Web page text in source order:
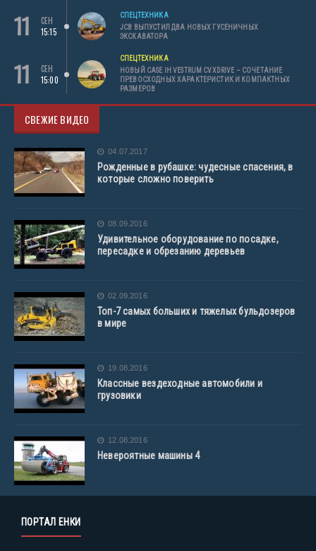
11
СЕН
15:15
СПЕЦТЕХНИКА
JCB ВЫПУСТИЛ ДВА НОВЫХ ГУСЕНИЧНЫХ
ЭКСКАВАТОРА
11
СЕН
15:00
СПЕЦТЕХНИКА
НОВЫЙ CASE IH VESTRUM CVXDRIVE – СОЧЕТАНИЕ
ПРЕВОСХОДНЫХ ХАРАКТЕРИСТИК И КОМПАКТНЫХ
РАЗМЕРОВ
СВЕЖИЕ ВИДЕО
04.07.2017
Рожденные в рубашке: чудесные спасения, в
которые сложно поверить
08.09.2016
Удивительное оборудование по посадке,
пересадке и обрезанию деревьев
02.09.2016
Топ-7 самых больших и тяжелых бульдозеров
в мире
19.08.2016
Классные вездеходные автомобили и
грузовики
12.08.2016
Невероятные машины 4
ПОРТАЛ ЕНКИ